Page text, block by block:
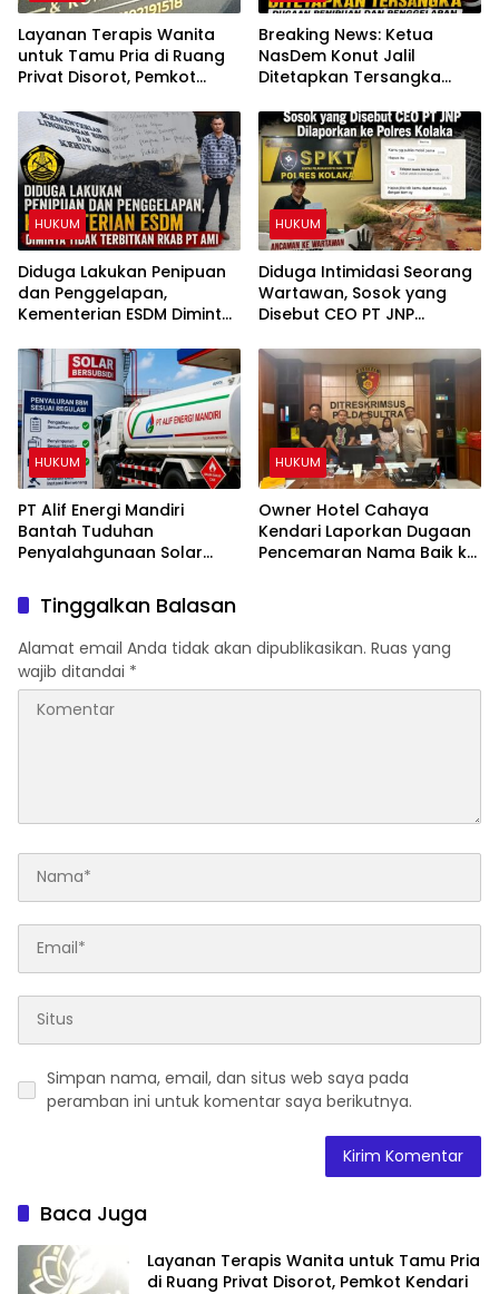
Layanan Terapis Wanita
untuk Tamu Pria di Ruang
Privat Disorot, Pemkot
Perizinan Rumah Pijat Utami
Breaking News: Ketua
NasDem Konut Jalil
Ditetapkan Tersangka
Penggelapan
HUKUM
Diduga Lakukan Penipuan
dan Penggelapan,
Kementerian ESDM Diminta
AMI
HUKUM
Diduga Intimidasi Seorang
Wartawan, Sosok yang
Disebut CEO PT JNP
Kolaka
HUKUM
PT Alif Energi Mandiri
Bantah Tuduhan
Penyalahgunaan Solar
Operasional Sesuai
Regulasi
HUKUM
Owner Hotel Cahaya
Kendari Laporkan Dugaan
Pencemaran Nama Baik ke
Tinggalkan Balasan
Alamat email Anda tidak akan dipublikasikan. Ruas yang
wajib ditandai *
Simpan nama, email, dan situs web saya pada
peramban ini untuk komentar saya berikutnya.
Baca Juga
Layanan Terapis Wanita untuk Tamu Pria
di Ruang Privat Disorot, Pemkot Kendari